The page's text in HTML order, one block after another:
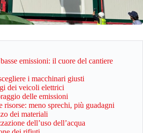
emissioni: il cuore del cantiere
i macchinari giusti
dei veicoli elettrici
delle emissioni
risorse: meno sprechi, più guadagni
dei materiali
dell’uso dell’acqua